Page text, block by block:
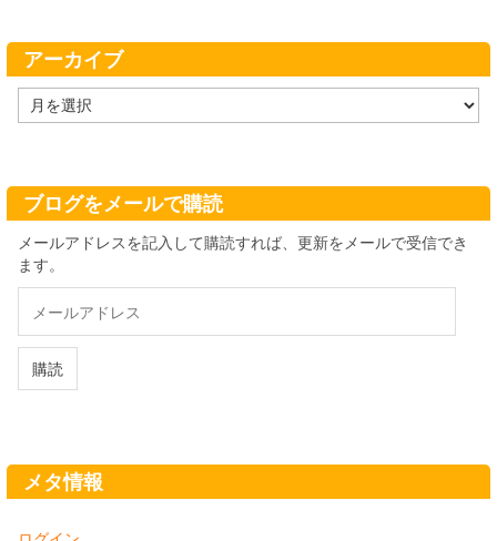
ー
アーカイブ
ー
ブ
ブログをメールで購読
メールアドレスを記入して購読すれば、更新をメールで受信でき
ます。
ル
ド
購読
メタ情報